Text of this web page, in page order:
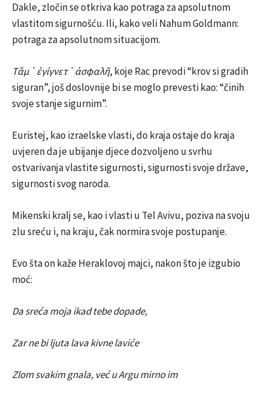
Dakle, zločin se otkriva kao potraga za apsolutnom
vlastitom sigurnošću. Ili, kako veli Nahum Goldmann:
potraga za apsolutnom situacijom.
Τἄμ᾽ ἐγίγνετ᾽ ἀσφαλῆ, koje Rac prevodi “krov si gradih
siguran”, još doslovnije bi se moglo prevesti kao: “činih
svoje stanje sigurnim”.
Euristej, kao izraelske vlasti, do kraja ostaje do kraja
uvjeren da je ubijanje djece dozvoljeno u svrhu
ostvarivanja vlastite sigurnosti, sigurnosti svoje države,
sigurnosti svog naroda.
Mikenski kralj se, kao i vlasti u Tel Avivu, poziva na svoju
zlu sreću i, na kraju, čak normira svoje postupanje.
Evo šta on kaže Heraklovoj majci, nakon što je izgubio
moć:
Da sreća moja ikad tebe dopade,
Zar ne bi ljuta lava kivne laviće
Zlom svakim gnala, već u Argu mirno im